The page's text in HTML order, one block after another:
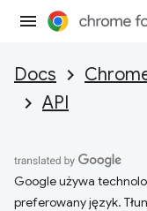
Docs
API
Google używa
preferowany język.